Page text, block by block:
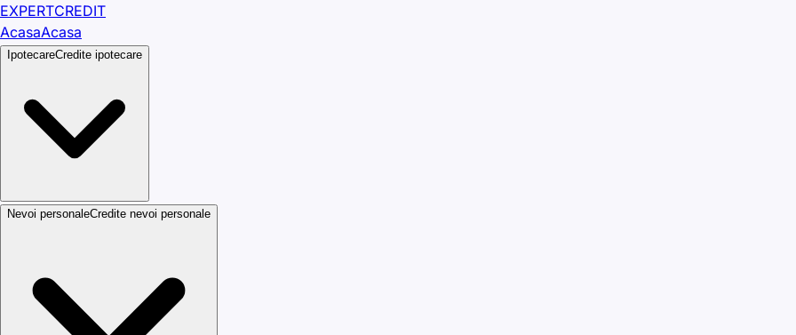
EXPERTCREDIT
AcasaAcasa
IpotecareCredite ipotecare
Nevoi personaleCredite nevoi personale